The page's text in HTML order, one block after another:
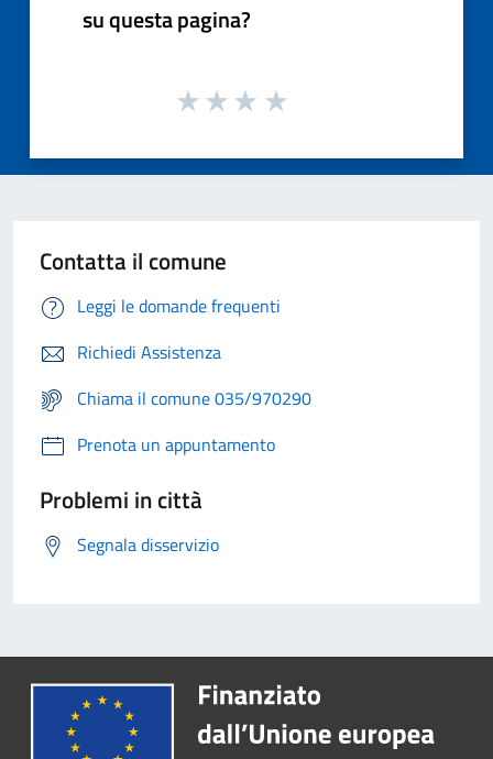
su questa pagina?
Contatta il comune
Leggi le domande frequenti
Richiedi Assistenza
Chiama il comune 035/970290
Prenota un appuntamento
Problemi in città
Segnala disservizio